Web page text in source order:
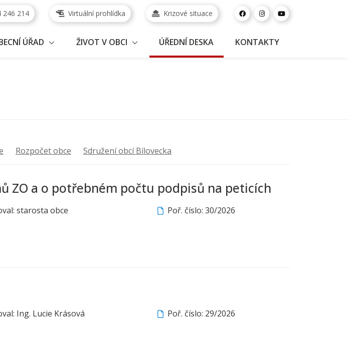
246 214 Virtuální prohlídka Krizové situace
ÚŘAD ŽIVOT V OBCI ÚŘEDNÍ DESKA KONTAKTY
Rozpočet obce Sdružení obcí Bílovecka
ZO a o potřebném počtu podpisů na peticích
starosta obce Poř. číslo: 30/2026
Ing. Lucie Krásová Poř. číslo: 29/2026